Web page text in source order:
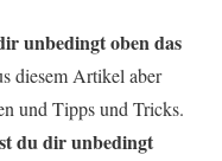
unbedingt oben das
diesem Artikel aber
und Tipps und Tricks.
du dir unbedingt